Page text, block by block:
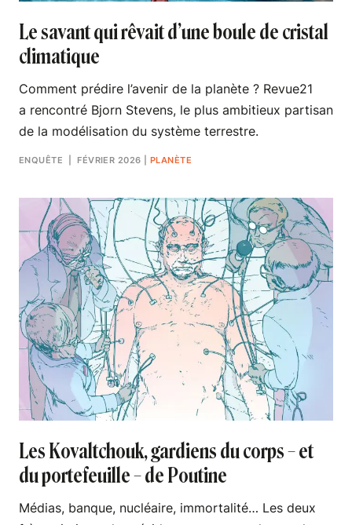
Le savant qui rêvait d’une boule de cristal
climatique
Comment prédire l’avenir de la planète ? Revue21
a rencontré Bjorn Stevens, le plus ambitieux partisan
de la modélisation du système terrestre.
ENQUÊTE | FÉVRIER 2026 PLANÈTE
Les Kovaltchouk, gardiens du corps – et
du portefeuille – de Poutine
Médias, banque, nucléaire, immortalité… Les deux